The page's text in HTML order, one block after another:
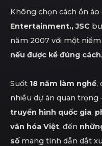
Không chọn cách ồn ào
Entertainment., JSC
năm 2007 với một niềm
nếu được kể đúng
Suốt 18 năm làm nghề,
nhiều dự án quan trọng
truyền hình quốc gia,
văn hóa Việt, đến
sốmang tính dẫn dắt